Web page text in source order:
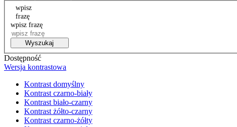
wpisz
frazę
wpisz frazę
Wyszukaj
Dostępność
Wersja kontrastowa
Kontrast domyślny
Kontrast czarno-biały
Kontrast biało-czarny
Kontrast żółto-czarny
Kontrast czarno-żółty